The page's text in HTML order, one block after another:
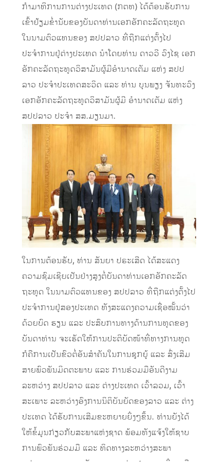
ກຳມາທິການການຕ່າງປະເທດ (ກຕທ) ໄດ້ຕ້ອນຮັບການ
ເຂົ້າຢ້ຽມຂ່ຳນັບຂອງບັນດາທ່ານເອກອັກຄະລັດຖະທູດ
ໃນນາມຕົວແທນຂອງ ສປປລາວ ທີ່ຖືກແຕ່ງຕັ້ງໄປ
ປະຈຳການຢູ່ຕ່າງປະເທດ ນຳໂດຍທ່ານ ດາວວີ ວົງໄຊ ເອກ
ອັກຄະລັດຖະທູດວິສາມັນຜູ້ມີອຳນາດເຕັມ ແຫ່ງ ສປປ
ລາວ ປະຈຳປະເທດສະວິດ ແລະ ທ່ານ ບຸນພຽງ ຈັນທະວົງ
ເອກອັກຄະລັດຖະທູດວິສາມັນຜູ້ມີ ອໍານາດເຕັມ ແຫ່ງ
ສປປລາວ ປະຈຳ ສສ.ມຽນມາ.
ໃນການຕ້ອນຮັບ, ທ່ານ ສັນຍາ ປຣະເສີດ ໄດ້ສະແດງ
ຄວາມຊົມເຊີຍເປັນຢ່າງສູງຕໍ່ບັນດາທ່ານເອກອັກຄະລັດ
ຖະທູດ ໃນນາມຕົວແທນຂອງ ສປປລາວ ທີ່ຖືກແຕ່ງຕັ້ງໄປ
ປະຈຳການຢູ່ສອງປະເທດ ທັງສະແດງຄວາມເຊື່ອໝັ້ນວ່າ
ດ້ວຍບົດ ຮຽນ ແລະ ປະສົບການທາງດ້ານການທູດຂອງ
ບັນດາທ່ານ ຈະເຮັດໃຫ້ການປະຕິບັດໜ້າທີ່ທາງການທູດ
ກໍຄືການເປັນຂົວຕໍ່ອັນສຳຄັນໃນການຊຸກຍູ້ ແລະ ສົ່ງເສີມ
ສາຍພົວພັນມິດຕະພາບ ແລະ ການຮ່ວມມືອັນດີງາມ
ລະຫວ່າງ ສປປລາວ ແລະ ຕ່າງປະເທດ ເວົ້າລວມ, ເວົ້າ
ສະເພາະ ລະຫວ່າງອົງການນິຕິບັນຍັດຂອງລາວ ແລະ ຕ່າງ
ປະເທດ ໄດ້ຮັບການເສີມຂະຫຍາຍຍິ່ງໆຂຶ້ນ. ທ່ານຍັງໄດ້
ໃຫ້ຂໍ້ມູນກ່ຽວກັບສະພາແຫ່ງຊາດ ພ້ອມທັງແຈ້ງໃຫ້ຊາບ
ການພົວພັນຮ່ວມມື ແລະ ທິດທາງລະຫວ່າງສະພາ